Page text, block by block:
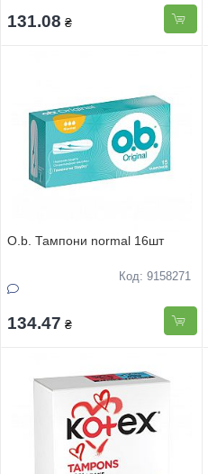
131.08 ₴
O.b. Тампони normal 16шт
Код: 9158271
134.47 ₴